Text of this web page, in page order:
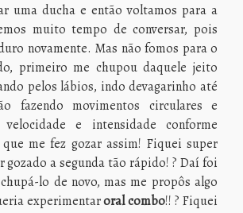
uma ducha e então voltamos para a
muito tempo de conversar, pois
novamente. Mas não fomos para o
primeiro me chupou daquele jeito
pelos lábios, indo devagarinho até
fazendo movimentos circulares e
e intensidade conforme
me fez gozar assim! Fiquei super
gozado a segunda tão rápido! ? Daí foi
lo de novo, mas me propôs algo
experimentaroral combo!! ? Fiquei